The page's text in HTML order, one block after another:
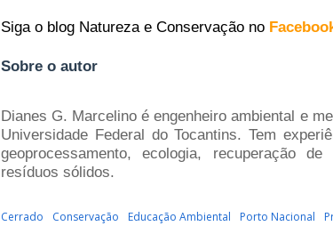
Siga o blog Natureza e Conservação no
Sobre o autor
Dianes G. Marcelino é engenheiro ambiental e
Universidade Federal do Tocantins. Tem
geoprocessamento, ecologia, recuperação
resíduos sólidos.
Cerrado Conservação Educação Ambiental Porto Nacional